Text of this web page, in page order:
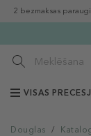
2 bezmaksas paraugi
VISAS PRECES
Douglas /